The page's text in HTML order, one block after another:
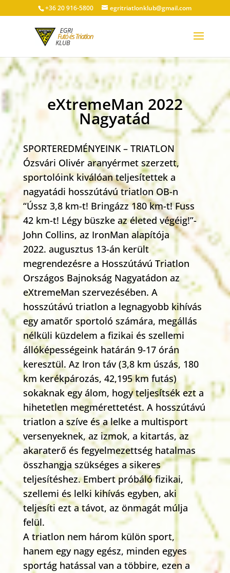
+36 20 916-5800 egritriatlonklub@gmail.com
eXtremeMan 2022
Nagyatád
SPORTEREDMÉNYEINK – TRIATLON
Ózsvári Olivér aranyérmet szerzett,
sportolóink kiválóan teljesítettek a
nagyatádi hosszútávú triatlon OB-n
“Ússz 3,8 km-t! Bringázz 180 km-t! Fuss
42 km-t! Légy büszke az életed végéig!”-
John Collins, az IronMan alapítója
2022. augusztus 13-án került
megrendezésre a Hosszútávú Triatlon
Országos Bajnokság Nagyatádon az
eXtremeMan szervezésében. A
hosszútávú triatlon a legnagyobb kihívás
egy amatőr sportoló számára, megállás
nélküli küzdelem a fizikai és szellemi
állóképességeink határán 9-17 órán
keresztül. Az Iron táv (3,8 km úszás, 180
km kerékpározás, 42,195 km futás)
sokaknak egy álom, hogy teljesítsék ezt a
hihetetlen megmérettetést. A hosszútávú
triatlon a szíve és a lelke a multisport
versenyeknek, az izmok, a kitartás, az
akaraterő és fegyelmezettség hatalmas
összhangja szükséges a sikeres
teljesítéshez. Embert próbáló fizikai,
szellemi és lelki kihívás egyben, aki
teljesíti ezt a távot, az önmagát múlja
felül.
A triatlon nem három külön sport,
hanem egy nagy egész, minden egyes
sportág hatással van a többire, ezen a